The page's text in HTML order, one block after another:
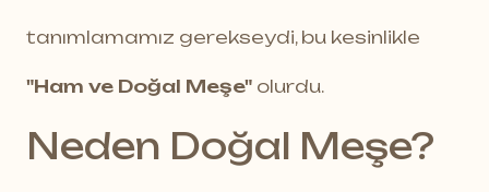
tanımlamamız gerekseydi, bu kesinlikle
"Ham ve Doğal Meşe" olurdu.
Neden Doğal Meşe?